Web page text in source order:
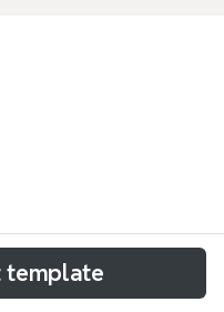
模板是一款專為產品
template